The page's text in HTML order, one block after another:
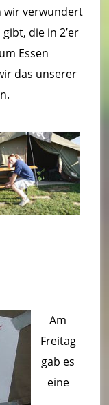
wir verwundert
die in 2’er
Essen
das unserer
Am
Freitag
gab es
eine